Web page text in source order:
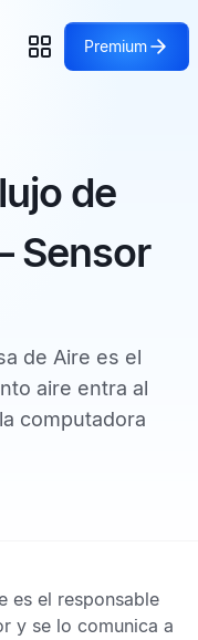
Premium
de
Sensor
de Aire es el
aire entra al
computadora
es el responsable
y se lo comunica a